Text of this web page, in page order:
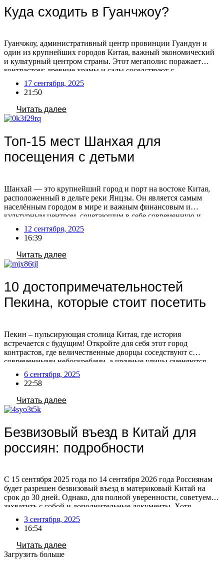
Куда сходить в Гуанчжоу?
Гуанчжоу, административный центр провинции Гуандун и
один из крупнейших городов Китая, важный экономический
и культурный центром страны. Этот мегаполис поражает
контрастом: древние храмы и сады соседствуют с
ультрасовременными небоскребами. Гуанчжоу также известен
как центр оптовой торговли, где можно найти практически
любой товар с маркировкой «Сделано в Китае». Помимо
оживленных торговых улиц, город предлагает множество
парков, […]
17 сентября, 2025
21:50
Читать далее
Топ-15 мест Шанхая для
посещения с детьми
Шанхай — это крупнейший город и порт на востоке Китая,
расположенный в дельте реки Янцзы. Он является самым
населённым городом в мире и важным финансовым и
культурным центром, сочетающим в себе современную и
традиционную культуру Китая. После отмены виз для россиян
с 15 сентября 2025, посещение Китая станет более доступным
и популярным! Воспользуйтесь этой возможностью, […]
12 сентября, 2025
16:39
Читать далее
10 достопримечательностей
Пекина, которые стоит посетить
Пекин – пульсирующая столица Китая, где история
встречается с будущим! Откройте для себя этот город
контрастов, где величественные дворцы соседствуют с
современными небоскребами, а шумные улицы сменяются
тихими садами. Готовы исследовать главные сокровища
Пекина? Если вы мечтаете о путешествии в этот
удивительный город, но не знаете с чего начать, мы поможем
вам спланировать идеальный маршрут! […]
6 сентября, 2025
22:58
Читать далее
Безвизовый въезд в Китай для
россиян: подробности
С 15 сентября 2025 года по 14 сентября 2026 года Россиянам
будет разрешен безвизовый въезд в материковый Китай на
срок до 30 дней. Однако, для полной уверенности, советуем
захватить с собой и дополнительные документы. Хотя
официальных данных о сроках действия российского
загранпаспорта для безвизового въезда в Китай не
публиковалось, общие требования к въезду предполагают, что
3 сентября, 2025
16:54
Читать далее
Загрузить больше